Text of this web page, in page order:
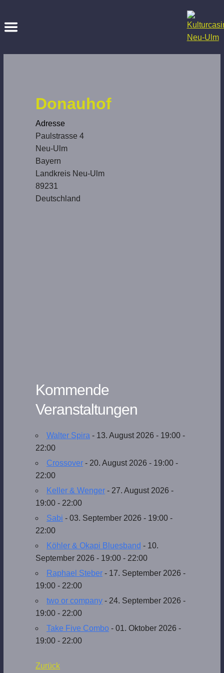
Donauhof
Adresse
Paulstrasse 4
Neu-Ulm
Bayern
Landkreis Neu-Ulm
89231
Deutschland
Kommende
Veranstaltungen
Walter Spira - 13. August 2026 - 19:00 -
22:00
Crossover - 20. August 2026 - 19:00 -
22:00
Keller & Wenger - 27. August 2026 -
19:00 - 22:00
Sabi - 03. September 2026 - 19:00 -
22:00
Köhler & Okapi Bluesband - 10.
September 2026 - 19:00 - 22:00
Raphael Steber - 17. September 2026 -
19:00 - 22:00
two or company - 24. September 2026 -
19:00 - 22:00
Take Five Combo - 01. Oktober 2026 -
19:00 - 22:00
Zurück